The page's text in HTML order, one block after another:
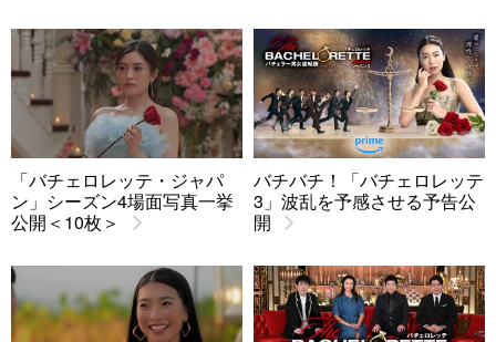
「バチェロレッテ・ジャパ
ン」シーズン4場面写真一挙
公開＜10枚＞
バチバチ！「バチェロレッテ
3」波乱を予感させる予告公
開